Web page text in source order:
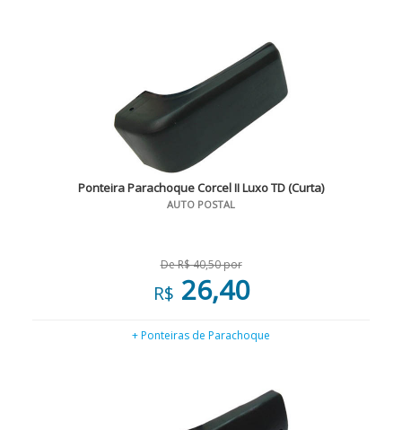
Ponteira Parachoque Corcel II Luxo TD (Curta)
AUTO POSTAL
De R$ 40,50 por
R$ 26,40
+ Ponteiras de Parachoque